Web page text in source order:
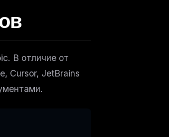
В отличие от
Cursor, JetBrains